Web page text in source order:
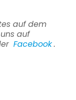
auf dem
auf
Facebook.